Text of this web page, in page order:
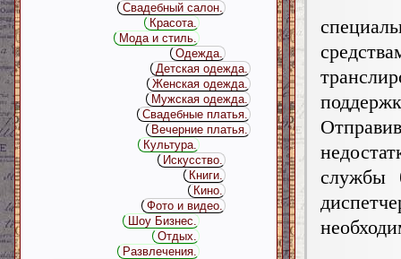
службы
Свадебный салон.
Красота.
Мода и стиль.
Одежда.
Детская одежда.
Женская одежда.
Мужская одежда.
Свадебные платья.
Вечерние платья.
Культура.
Искусство.
Книги.
Кино.
Фото и видео.
Шоу Бизнес.
Отдых.
Развлечения.